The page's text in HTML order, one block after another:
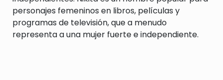
personajes femeninos en libros, películas y
programas de televisión, que a menudo
representa a una mujer fuerte e independiente.